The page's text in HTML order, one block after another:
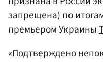
запрещена) по
премьером Украины
«Подтверждено